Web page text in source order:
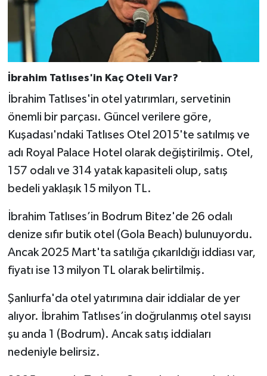
İbrahim Tatlıses'in Kaç Oteli Var?
İbrahim Tatlıses'in otel yatırımları, servetinin
önemli bir parçası. Güncel verilere göre,
Kuşadası'ndaki Tatlıses Otel 2015'te satılmış ve
adı Royal Palace Hotel olarak değiştirilmiş. Otel,
157 odalı ve 314 yatak kapasiteli olup, satış
bedeli yaklaşık 15 milyon TL.
İbrahim Tatlıses’in Bodrum Bitez'de 26 odalı
denize sıfır butik otel (Gola Beach) bulunuyordu.
Ancak 2025 Mart'ta satılığa çıkarıldığı iddiası var,
fiyatı ise 13 milyon TL olarak belirtilmiş.
Şanlıurfa'da otel yatırımına dair iddialar de yer
alıyor. İbrahim Tatlıses’in doğrulanmış otel sayısı
şu anda 1 (Bodrum). Ancak satış iddiaları
nedeniyle belirsiz.